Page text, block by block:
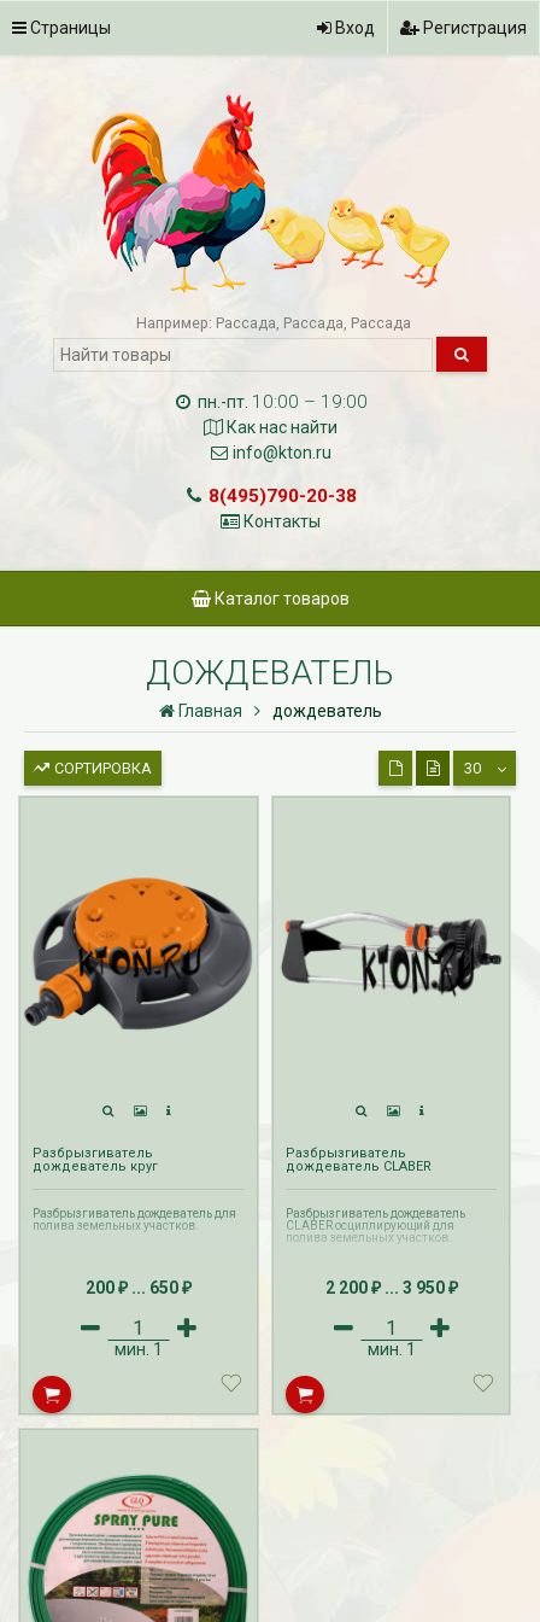
Страницы Вход Регистрация
Например: Рассада Рассада Рассада
пн.-пт. 10:00 – 19:00
Как нас найти
info@kton.ru
8(495)790-20-38
Контакты
Каталог товаров
ДОЖДЕВАТЕЛЬ
Главная дождеватель
СОРТИРОВКА 30
Разбрызгиватель
дождеватель круг
Разбрызгиватель дождеватель для
полива земельных участков.
200 ₽... 650 ₽
мин. 1
Разбрызгиватель
дождеватель CLABER
Разбрызгиватель дождеватель
CLABER осциллирующий для
полива земельных участков.
2 200 ₽... 3 950 ₽
мин. 1